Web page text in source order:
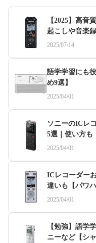
【2025】高音
起こしや音楽
2025/07/14
語学学習にも
め9選】
2025/04/01
ソニーのICレ
5選｜使い方も
2025/04/01
ICレコーダー
違いも【パワ
2025/04/01
【勉強】語学
ニーなど【シ